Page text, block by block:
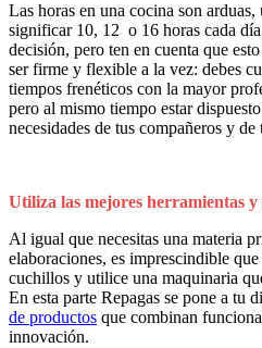
Las horas en una cocina son
significar 10, 12 o 16 horas cada
decisión, pero ten en cuenta que
ser firme y flexible a la vez: debes
tiempos frenéticos con la mayor
pero al mismo tiempo estar
necesidades de tus compañeros y de
Utiliza las mejores herramientas
Al igual que necesitas una materia
elaboraciones, es imprescindible
cuchillos y utilice una maquinaria
En esta parte Repagas se pone a tu
de productos que combinan
innovación.